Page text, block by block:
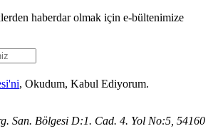
haberdar olmak için e-bültenimize
, Okudum, Kabul Ediyorum.
San. Bölgesi D:1. Cad. 4. Yol No:5, 54160